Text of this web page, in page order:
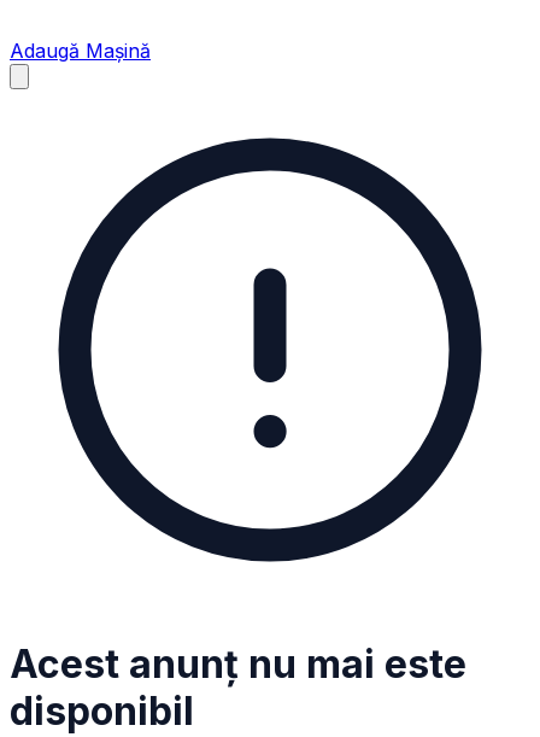
Adaugă Mașină
Acest anunț nu mai este
disponibil